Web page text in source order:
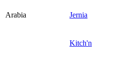
Arabia Jernia
Kitch'n